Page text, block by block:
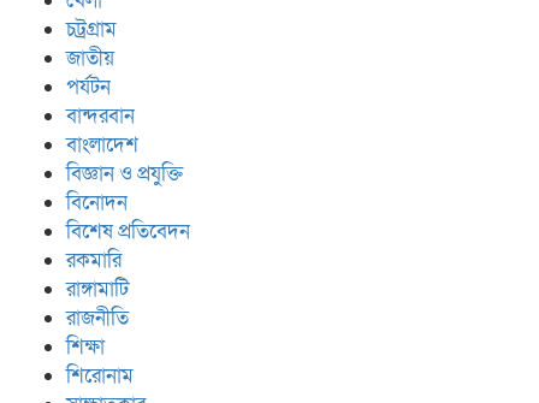
চট্রগ্রাম
জাতীয়
পর্যটন
বান্দরবান
বাংলাদেশ
বিজ্ঞান ও প্রযুক্তি
বিনোদন
বিশেষ প্রতিবেদন
রকমারি
রাঙ্গামাটি
রাজনীতি
শিক্ষা
শিরোনাম